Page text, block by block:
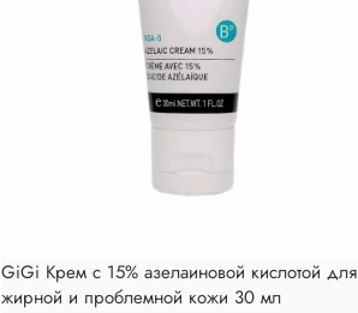
GiGi Крем с 15% азелаиновой кислотой для
жирной и проблемной кожи 30 мл